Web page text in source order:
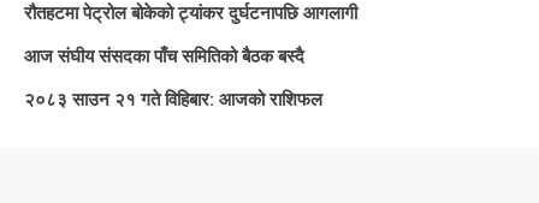
रौतहटमा पेट्रोल बोकेको ट्यांकर दुर्घटनापछि आगलागी
आज संघीय संसदका पाँच समितिको बैठक बस्दै
२०८३ साउन २१ गते विहिबार: आजको राशिफल